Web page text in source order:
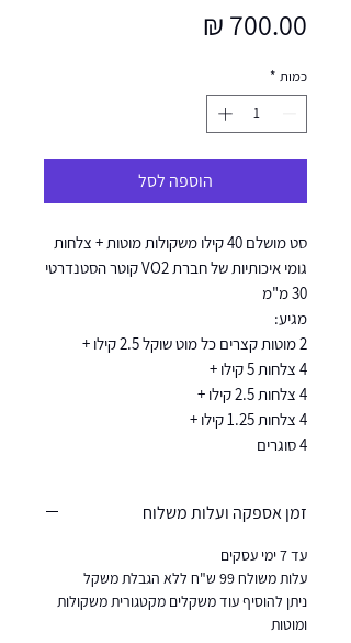
כמות *
הוספה לסל
סט מושלם 40 קילו משקולות מוטות + צלחות
גומי איכותיות של חברת VO2 קוטר הסטנדרטי
30 מ"מ
מגיע:
2 מוטות קצרים כל מוט שוקל 2.5 קילו +
4 צלחות 5 קילו +
4 צלחות 2.5 קילו +
4 צלחות 1.25 קילו +
4 סוגרים
זמן אספקה ועלות משלוח
עד 7 ימי עסקים
עלות משולח 99 ש"ח ללא הגבלת משקל
ניתן להוסיף עוד משקלים מקטגורית משקולות
ומוטות